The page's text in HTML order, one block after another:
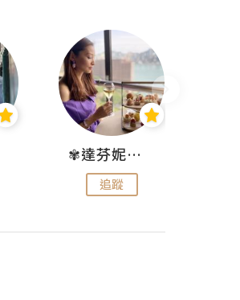
✾達芬妮•愛孩子•愛生活✾
追蹤